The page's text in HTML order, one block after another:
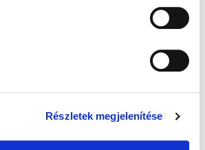
Részletek megjelenítése